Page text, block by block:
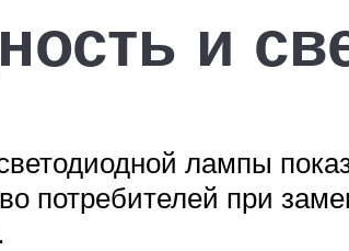
и
лампы
потребителей при